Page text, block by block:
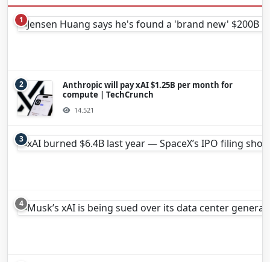
1
2
Anthropic will pay xAI $1.25B per month for
compute | TechCrunch
14.521
3
4